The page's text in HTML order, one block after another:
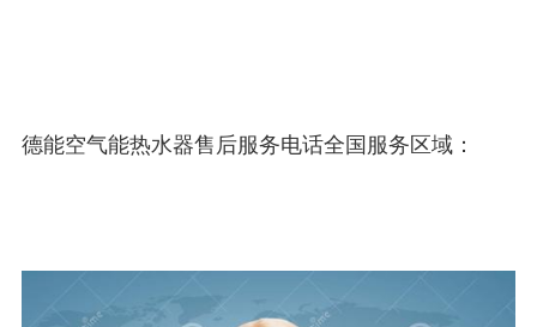
德能空气能热水器售后服务电话全国服务区域：